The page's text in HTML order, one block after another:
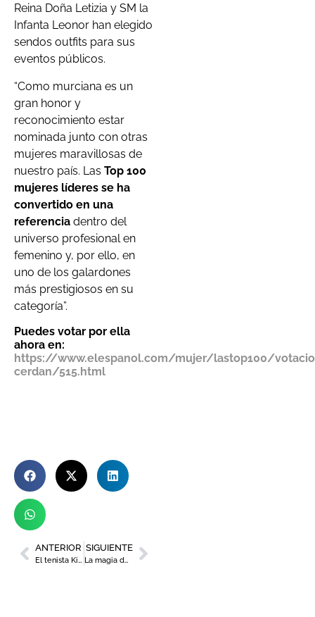
Reina Doña Letizia y SM la
Infanta Leonor han elegido
sendos outfits para sus
eventos públicos.
“Como murciana es un
gran honor y
reconocimiento estar
nominada junto con otras
mujeres maravillosas de
nuestro país. Las Top 100
mujeres líderes se ha
convertido en una
referencia dentro del
universo profesional en
femenino y, por ello, en
uno de los galardones
más prestigiosos en su
categoría”.
Puedes votar por ella
ahora en:
https://www.elespanol.com/mujer/lastop100/
cerdan/515.html
ANTERIOR
El tenista Kike Siscar, ‘Murciano del año 2022’
SIGUIENTE
La magia de la Navidad llega a Cartagena